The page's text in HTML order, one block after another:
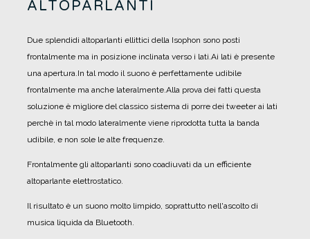
ALTOPARLANTI
Due splendidi altoparlanti ellittici della Isophon sono posti
frontalmente ma in posizione inclinata verso i lati.Ai lati è presente
una apertura.In tal modo il suono è perfettamente udibile
frontalmente ma anche lateralmente.Alla prova dei fatti questa
soluzione è migliore del classico sistema di porre dei tweeter ai lati
perchè in tal modo lateralmente viene riprodotta tutta la banda
udibile, e non sole le alte frequenze.
Frontalmente gli altoparlanti sono coadiuvati da un efficiente
altoparlante elettrostatico.
Il risultato è un suono molto limpido, soprattutto nell'ascolto di
musica liquida da Bluetooth.